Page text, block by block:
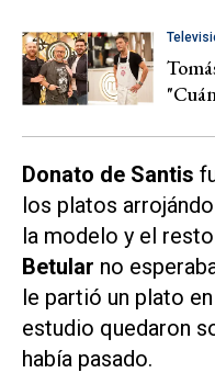
Donato de Santis
los platos
la modelo y el
Betular no
le partió un plato
estudio quedaron
había pasado.